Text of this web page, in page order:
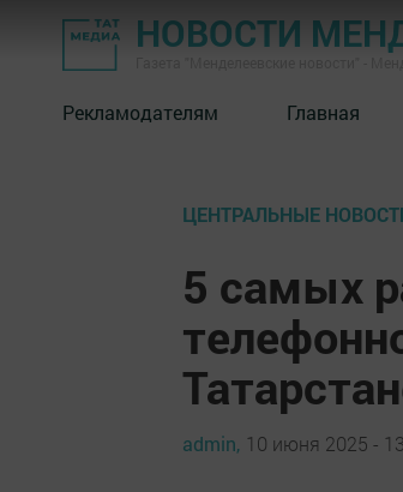
НОВОСТИ
Рекламодателям Главная
ЦЕНТРАЛЬНЫЕ
5 самых
admin, 10 июня 2025 -